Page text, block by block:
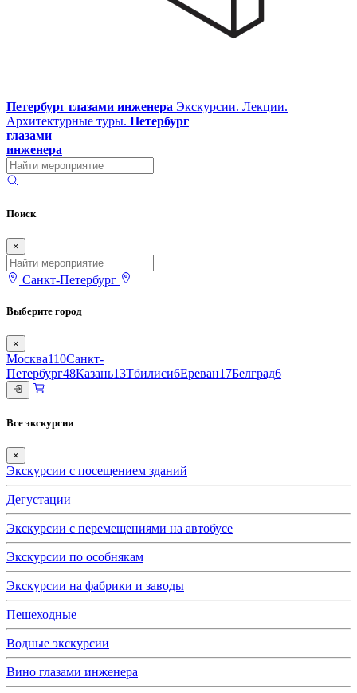
Петербург глазами инженера Экскурсии. Лекции.
Архитектурные туры. Петербург
глазами
инженера
Поиск
×
Санкт-Петербург
Выберите город
×
Москва110Санкт-
Петербург48Казань13Тбилиси6Ереван17Белград6
Все экскурсии
×
Экскурсии с посещением зданий
Дегустации
Экскурсии с перемещениями на автобусе
Экскурсии по особнякам
Экскурсии на фабрики и заводы
Пешеходные
Водные экскурсии
Вино глазами инженера